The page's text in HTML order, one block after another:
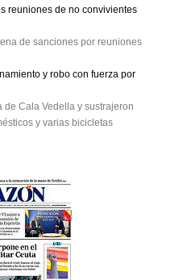
reuniones de no convivientes
de sanciones por reuniones
y robo con fuerza por
Cala Vedella y sustrajeron
y varias bicicletas